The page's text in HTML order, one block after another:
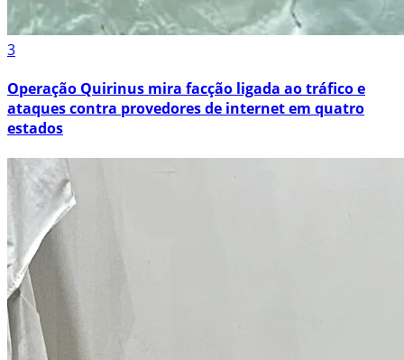
3
Operação Quirinus mira facção ligada ao tráfico e
ataques contra provedores de internet em quatro
estados